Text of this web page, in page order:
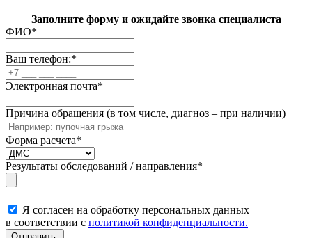
Заполните форму и ожидайте звонка специалиста
ФИО*
Ваш телефон:*
Электронная почта*
Причина обращения (в том числе, диагноз – при наличии)
Форма расчета*
Результаты обследований / направления*
Я согласен на обработку персональных данных
в соответствии с политикой конфиденциальности.